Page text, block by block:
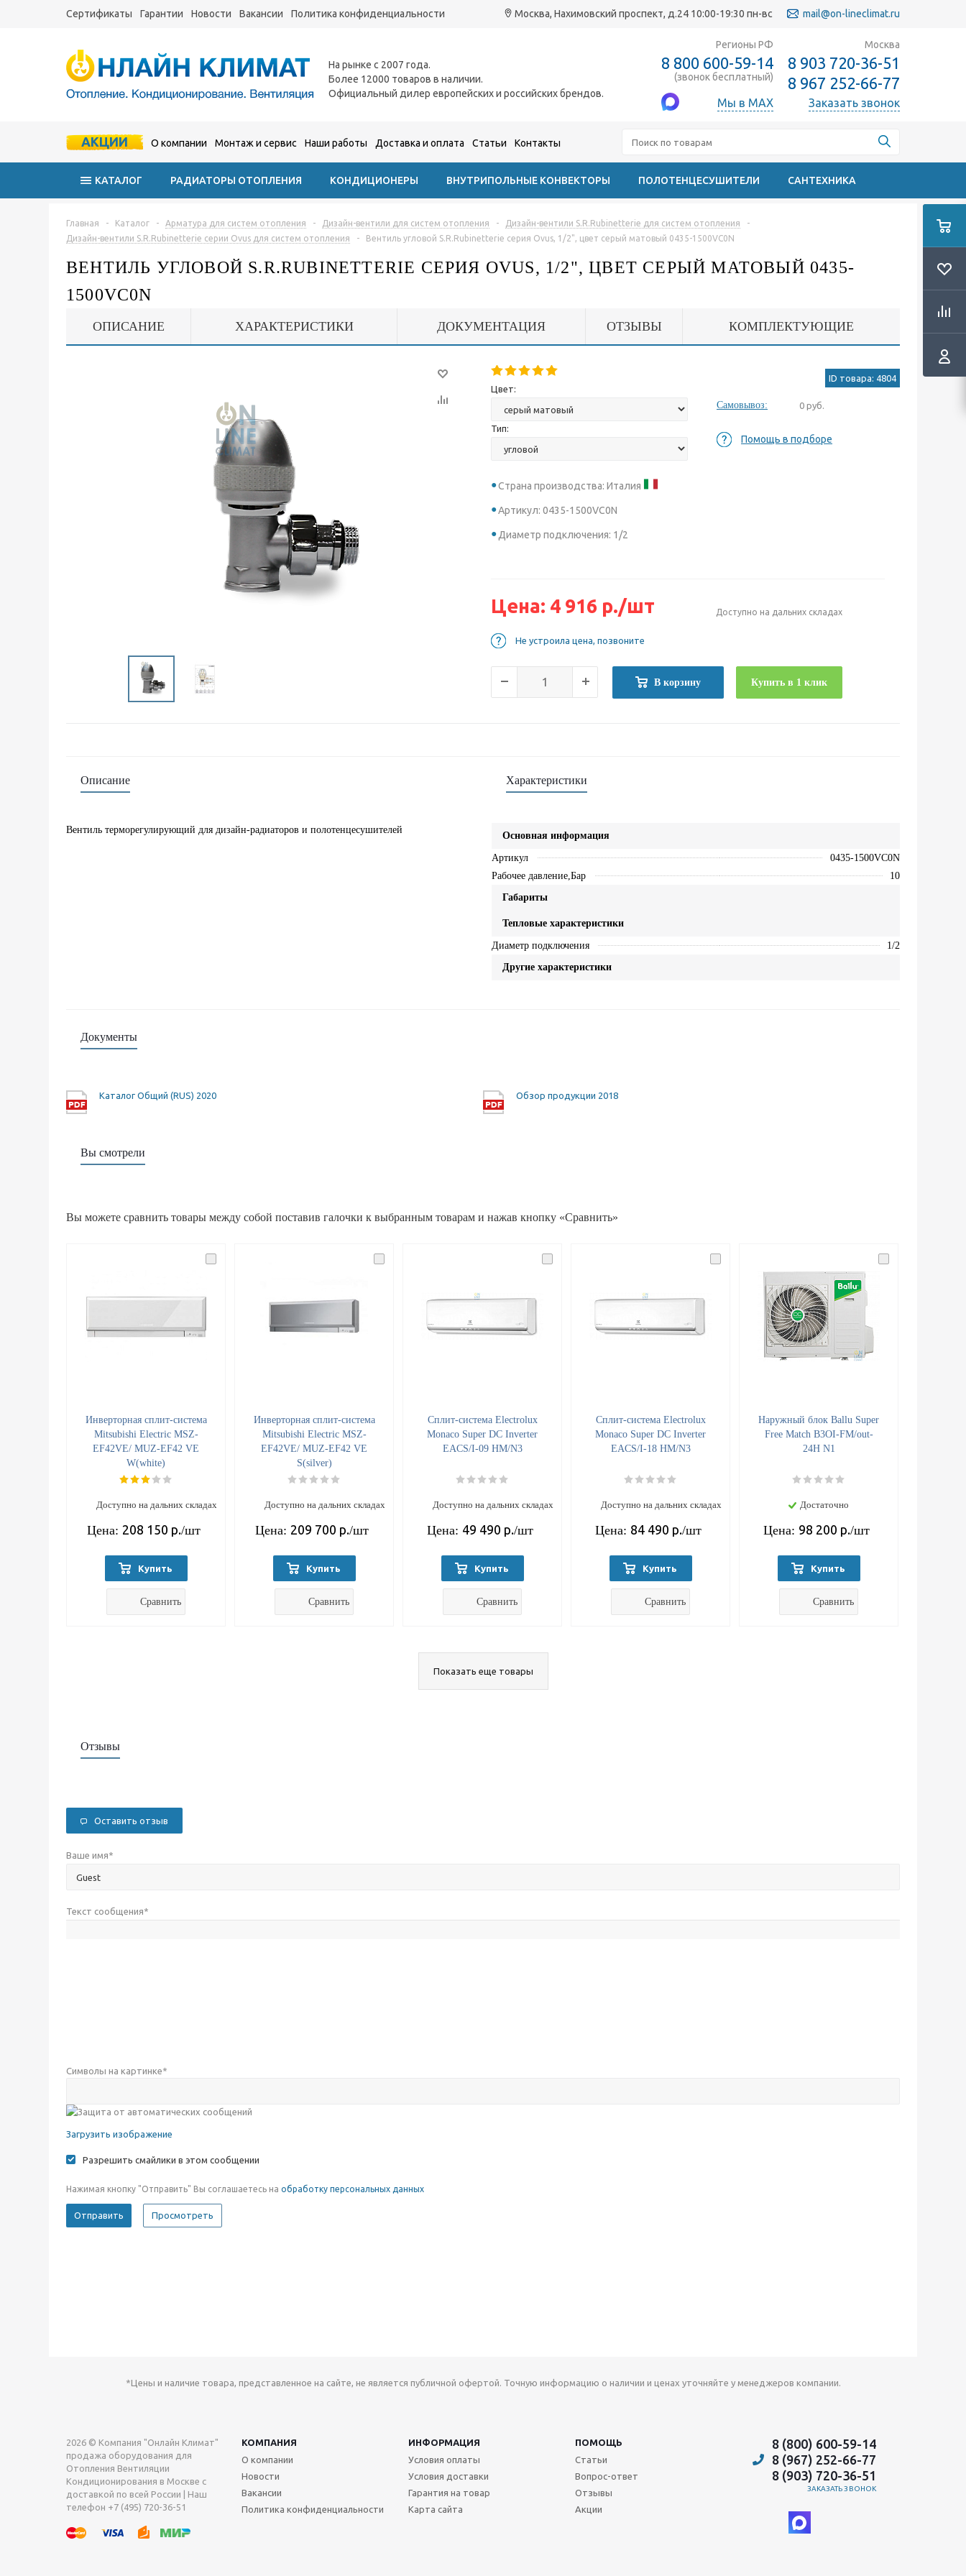
Сертификаты Гарантии Новости Вакансии Политика конфиденциальности Москва, Нахимовский проспект, д.24 10:00-19:30 пн-вс mail@on-lineclimat.ru
На рынке с 2007 года.
Более 12000 товаров в наличии.
Официальный дилер европейских и российских брендов.
Регионы РФ
8 800 600-59-14
(звонок бесплатный)
Мы в MAX
Москва
8 903 720-36-51
8 967 252-66-77
Заказать звонок
АКЦИИ О компании Монтаж и сервис Наши работы Доставка и оплата Статьи Контакты
КАТАЛОГ РАДИАТОРЫ ОТОПЛЕНИЯ КОНДИЦИОНЕРЫ ВНУТРИПОЛЬНЫЕ КОНВЕКТОРЫ ПОЛОТЕНЦЕСУШИТЕЛИ САНТЕХНИКА
Главная - Каталог - Арматура для систем отопления - Дизайн-вентили для систем отопления - Дизайн-вентили S.R.Rubinetterie для систем отопления
-
Дизайн-вентили S.R.Rubinetterie серии Ovus для систем отопления
- Вентиль угловой S.R.Rubinetterie серия Ovus, 1/2", цвет серый матовый 0435-1500VC0N
ВЕНТИЛЬ УГЛОВОЙ S.R.RUBINETTERIE СЕРИЯ OVUS, 1/2", ЦВЕТ СЕРЫЙ МАТОВЫЙ 0435-
1500VC0N
ОПИСАНИЕ ХАРАКТЕРИСТИКИ ДОКУМЕНТАЦИЯ ОТЗЫВЫ КОМПЛЕКТУЮЩИЕ
Цвет:
Тип:
Страна производства: Италия
Артикул: 0435-1500VC0N
Диаметр подключения: 1/2
ID товара: 4804
Самовывоз: 0 руб.
Помощь в подборе
Цена: 4 916 р./шт Доступно на дальних складах
Не устроила цена, позвоните
В корзину Купить в 1 клик
Описание
Вентиль терморегулирующий для дизайн-радиаторов и полотенцесушителей
Характеристики
Основная информация
Артикул
0435-1500VC0N
Рабочее давление,Бар
10
Габариты
Тепловые характеристики
Диаметр подключения
1/2
Другие характеристики
Документы
Каталог Общий (RUS) 2020 Обзор продукции 2018
Вы смотрели
Вы можете сравнить товары между собой поставив галочки к выбранным товарам и нажав кнопку «Сравнить»
Инверторная сплит-система
Mitsubishi Electric MSZ-
EF42VE/ MUZ-EF42 VE
W(white)
Доступно на дальних складах
Цена: 208 150 р./шт
Купить
Сравнить
Инверторная сплит-система
Mitsubishi Electric MSZ-
EF42VE/ MUZ-EF42 VE
S(silver)
Доступно на дальних складах
Цена: 209 700 р./шт
Купить
Сравнить
Cплит-система Electrolux
Monaco Super DC Inverter
EACS/I-09 HM/N3
Доступно на дальних складах
Цена: 49 490 р./шт
Купить
Сравнить
Cплит-система Electrolux
Monaco Super DC Inverter
EACS/I-18 HM/N3
Доступно на дальних складах
Цена: 84 490 р./шт
Купить
Сравнить
Наружный блок Ballu Super
Free Match B3OI-FM/out-
24H N1
Достаточно
Цена: 98 200 р./шт
Купить
Сравнить
Показать еще товары
Отзывы
Оставить отзыв
Ваше имя*
Текст сообщения*
Символы на картинке*
Загрузить изображение
Разрешить смайлики в этом сообщении
Нажимая кнопку "Отправить" Вы соглашаетесь на обработку персональных данных
*Цены и наличие товара, представленное на сайте, не является публичной офертой. Точную информацию о наличии и ценах уточняйте у менеджеров компании.
2026 © Компания "Онлайн Климат"
продажа оборудования для
Отопления Вентиляции
Кондиционирования в Москве с
доставкой по всей России | Наш
телефон +7 (495) 720-36-51
КОМПАНИЯ ИНФОРМАЦИЯ
ПОМОЩЬ
О компании
Новости
Вакансии
Политика конфиденциальности
Условия оплаты
Условия доставки
Гарантия на товар
Карта сайта
Статьи
Вопрос-ответ
Отзывы
Акции
8 (800) 600-59-14
8 (967) 252-66-77
8 (903) 720-36-51
ЗАКАЗАТЬ ЗВОНОК